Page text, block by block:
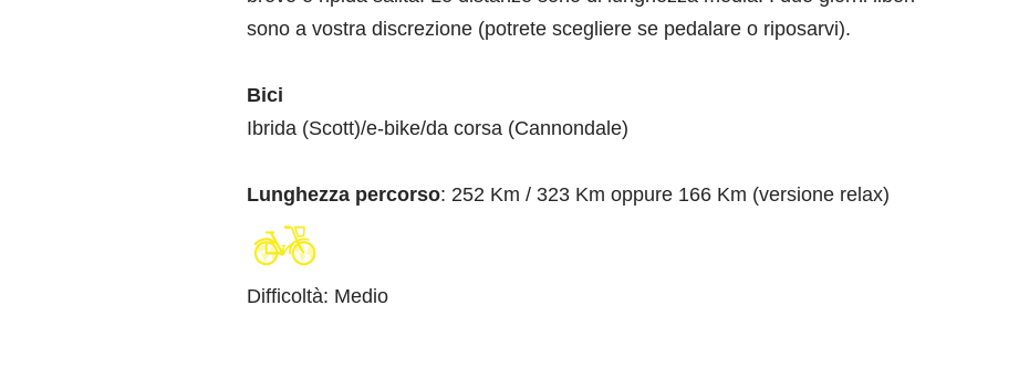
sonoa vostra discrezione (potrete scegliere se pedalare o riposarvi).
Bici
Ibrida (Scott)/e-bike/da corsa (Cannondale)
Lunghezza percorso: 252 Km / 323 Km oppure 166 Km (versione relax)
Difficoltà: Medio